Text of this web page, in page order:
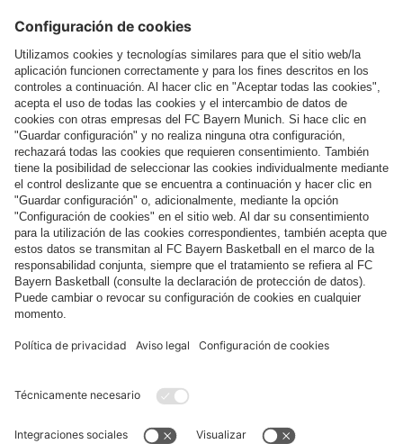
Más categorías
Síguenos
Pago y entrega
FC Bayern Store App